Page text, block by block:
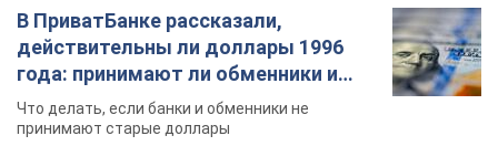
В ПриватБанке рассказали,
действительны ли доллары 1996
года: принимают ли обменники и
банки такие купюры
Что делать, если банки и обменники не
принимают старые доллары